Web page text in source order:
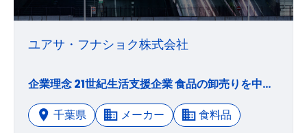
ユアサ・フナショク株式会社
企業理念 21世紀生活支援企業 食品の卸売りを中心に、人・暮らし・街を結ぶトータルライフサービス ユアサ・フナショクの願いは「人々の健康で豊かな暮らし」を実現することです。お客様に、より安全で、より安心で、美味しいものを提供することを理念としております。また、食品の卸売りを中心に、新時代のトータルライフサービスの提供へとフィールドを広げ、一人一人のお客様に、暮らしに、街に親しまれ、そして愛される「21世紀生活支援企業（ライフサポーター）」を目指しております。 基本方針 安定的な成長と収益力を備えた力強い企業作り 総合食品・食材の卸売りを中心に、ビジネスホテルの経営を行なう総合食品商社として、安定的な成長と収益力を備えた力強い企業づくりを目指します。 安全・安心な商品の提供 安全・安心な商品の提供を通じて地域の生活者の健康で豊かな食生活に貢献する中で、企業価値の最大化を図ります。 物流機能・情報機能・リテールサポート機能のレベルアップ 卸売り機能の更なる充実を目指し、物流機能・情報機能・リテールサポート機能のレベルアップを図ります。 コーポレートガバナンスの有効性の確保 コーポレート・ガバナンスの有効性が継続的に確保されることを課題として、コンプライアンス体制の強化、人材の育成、公正で透明性の高い経営を行ない、活力ある企業づくりを進めます。
千葉県
メーカー 食料品